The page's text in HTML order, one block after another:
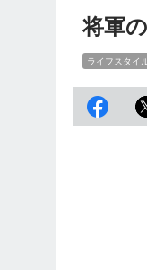
将軍
ライフスタイ